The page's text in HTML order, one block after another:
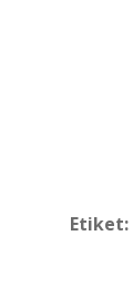
Etiket: